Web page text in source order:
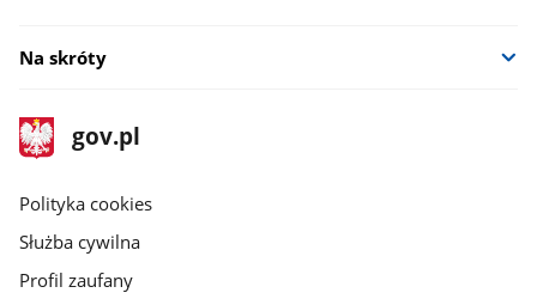
Na skróty
stopka
gov.pl
Strona
gov.pl
gov.pl
Polityka cookies
Służba cywilna
Profil zaufany